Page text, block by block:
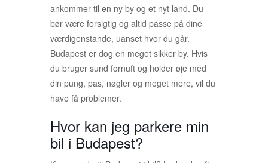
ankommer til en ny by og et nyt land. Du
bør være forsigtig og altid passe på dine
værdigenstande, uanset hvor du går.
Budapest er dog en meget sikker by. Hvis
du bruger sund fornuft og holder øje med
din pung, pas, nøgler og meget mere, vil du
have få problemer.
Hvor kan jeg parkere min
bil i Budapest?